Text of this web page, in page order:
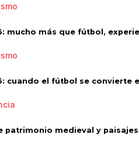
mucho más que fútbol,
cuando el fútbol se convierte
patrimonio medieval y paisajes